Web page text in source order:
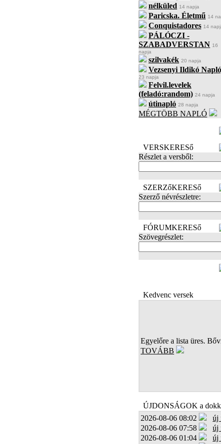
nélküled 14 napja
Paricska. Életmű 14
Conquistadores 14
PÁLÓCZI -
SZABADVERSTAN 16
napja
szilvakék 20 napja
Vezsenyi Ildikó
23 napja
Felvil.levelek
(feladó:random) 24 napja
útinapló 28 napja
MÉGTÖBB NAPLÓ
VERSKERESő
Részlet a versből:
SZERZőKERESő
Szerző névrészletre:
FÓRUMKERESő
Szövegrészlet:
Kedvenc versek
Egyelőre a lista üres.
TOVÁBB
ÚJDONSÁGOK a
2026-08-06 08:02
új
2026-08-06 07:58
új
2026-08-06 01:04
új